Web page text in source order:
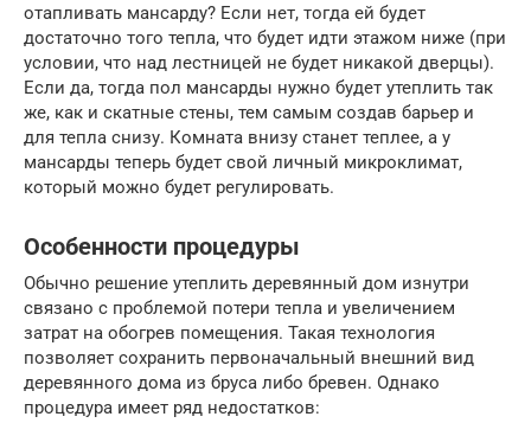
отапливать мансарду? Если нет, тогда ей будет
достаточно того тепла, что будет идти этажом ниже (при
условии, что над лестницей не будет никакой дверцы).
Если да, тогда пол мансарды нужно будет утеплить так
же, как и скатные стены, тем самым создав барьер и
для тепла снизу. Комната внизу станет теплее, а у
мансарды теперь будет свой личный микроклимат,
который можно будет регулировать.
Особенности процедуры
Обычно решение утеплить деревянный дом изнутри
связано с проблемой потери тепла и увеличением
затрат на обогрев помещения. Такая технология
позволяет сохранить первоначальный внешний вид
деревянного дома из бруса либо бревен. Однако
процедура имеет ряд недостатков: